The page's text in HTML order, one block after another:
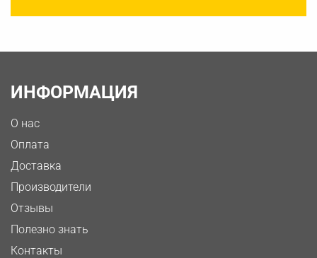
ИНФОРМАЦИЯ
О нас
Оплата
Доставка
Производители
Отзывы
Полезно знать
Контакты